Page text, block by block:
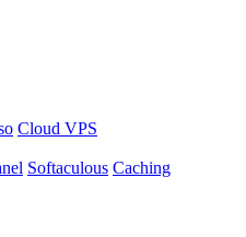
Cloud VPS
Softaculous Caching